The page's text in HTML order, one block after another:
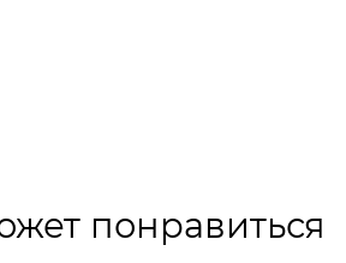
понравиться